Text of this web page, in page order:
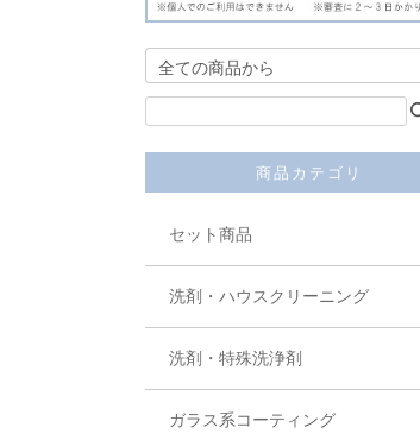
商品カテゴリ
セット商品
洗剤・ハウスクリーニング
洗剤・特殊洗浄剤
ガラス系コーティング